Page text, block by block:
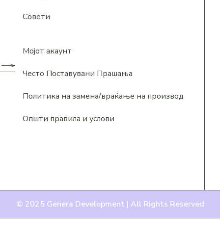
Совети
Мојот акаунт
Често Поставувани Прашања
Политика на замена/враќање на производ
Општи правила и услови
© 2025 Genera Development | All Rights Reserved